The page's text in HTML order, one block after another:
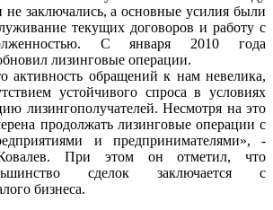
не заключались, а основные усилия были
текущих договоров и работу с
С января 2010 года
лизинговые операции.
активность обращений к нам невелика,
устойчивого спроса в условиях
лизингополучателей. Несмотря на это
продолжать лизинговые операции с
и предпринимателями», -
При этом он отметил, что
сделок заключается с
бизнеса.